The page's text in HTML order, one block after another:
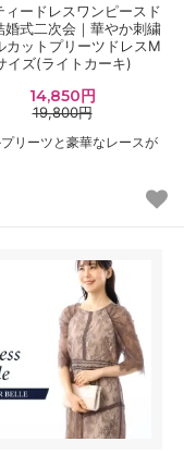
ィードレスワンピースド
婚式二次会｜華やか刺繍
カットプリーツドレスM
イズ(ライトカーキ)
14,850円
19,800円
リーツと豪華なレースが